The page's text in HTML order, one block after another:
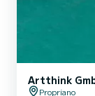
Artthink
Propriano